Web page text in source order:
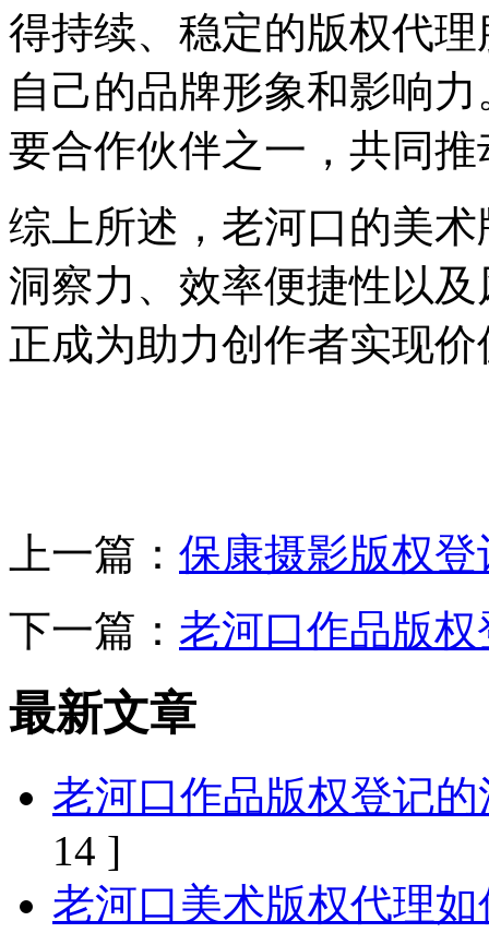
得持续、稳定的版权代
自己的品牌形象和影响
要合作伙伴之一，共同
综上所述，老河口的美
洞察力、效率便捷性以
正成为助力创作者实现
上一篇： 保康摄影版权
下一篇： 老河口作品版
最新文章
老河口作品版权登记
14 ]
老河口美术版权代理